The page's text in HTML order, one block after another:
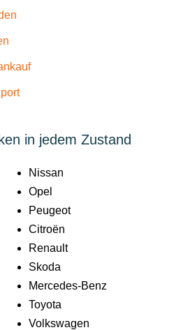
in jedem Zustand
Nissan
Opel
Peugeot
Citroën
Renault
Skoda
Mercedes-Benz
Toyota
Volkswagen